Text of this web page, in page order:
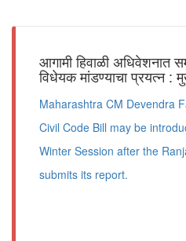
आगामी हिवाळी अधिवेशनात
विधेयक मांडण्याचा प्रयत्न :
Maharashtra CM Devendra
Civil Code Bill may be
Winter Session after the
submits its report.